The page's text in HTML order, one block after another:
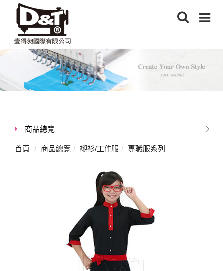
商品總覽
首頁 商品總覽 襯衫/工作服 專職服系列